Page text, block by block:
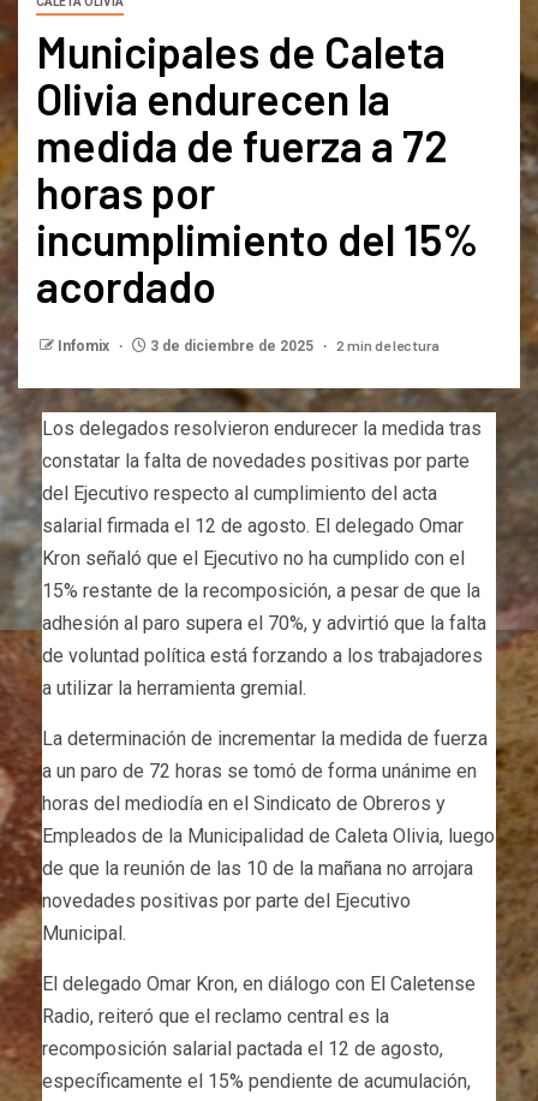
Municipales de Caleta
Olivia endurecen la
medida de fuerza a 72
horas por
incumplimiento del 15%
acordado
Infomix 3 de diciembre de 2025 2 min de lectura
Los delegados resolvieron endurecer la medida tras
constatar la falta de novedades positivas por parte
del Ejecutivo respecto al cumplimiento del acta
salarial firmada el 12 de agosto. El delegado Omar
Kron señaló que el Ejecutivo no ha cumplido con el
15% restante de la recomposición, a pesar de que la
adhesión al paro supera el 70%, y advirtió que la falta
de voluntad política está forzando a los trabajadores
a utilizar la herramienta gremial.
La determinación de incrementar la medida de fuerza
a un paro de 72 horas se tomó de forma unánime en
horas del mediodía en el Sindicato de Obreros y
Empleados de la Municipalidad de Caleta Olivia, luego
de que la reunión de las 10 de la mañana no arrojara
novedades positivas por parte del Ejecutivo
Municipal.
El delegado Omar Kron, en diálogo con El Caletense
Radio, reiteró que el reclamo central es la
recomposición salarial pactada el 12 de agosto,
específicamente el 15% pendiente de acumulación,